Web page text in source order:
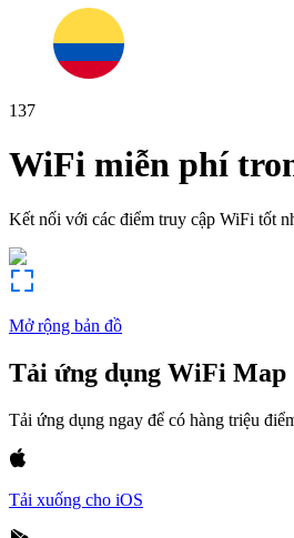
137
WiFi miễn phí
Kết nối với các điểm truy cập WiFi tốt
Mở rộng bản đồ
Tải ứng dụng WiFi Map
Tải ứng dụng ngay để có hàng triệu
Tải xuống cho iOS